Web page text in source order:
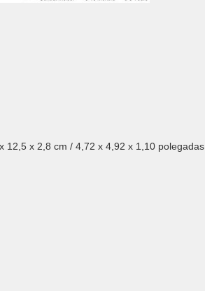
x 2,8 cm / 4,72 x 4,92 x 1,10 polegadas.